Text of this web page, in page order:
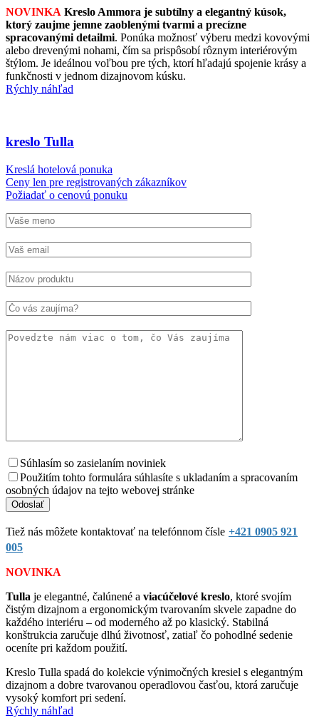
NOVINKA Kreslo Ammora je subtílny a elegantný kúsok,
ktorý zaujme jemne zaoblenými tvarmi a precízne
spracovanými detailmi. Ponúka možnosť výberu medzi kovovými
alebo drevenými nohami, čím sa prispôsobí rôznym interiérovým
štýlom. Je ideálnou voľbou pre tých, ktorí hľadajú spojenie krásy a
funkčnosti v jednom dizajnovom kúsku.
Rýchly náhľad
kreslo Tulla
Kreslá hotelová ponuka
Ceny len pre registrovaných zákazníkov
Požiadať o cenovú ponuku
Súhlasím so zasielaním noviniek
Použitím tohto formulára súhlasíte s ukladaním a spracovaním
osobných údajov na tejto webovej stránke
Tiež nás môžete kontaktovať na telefónnom čísle +421 0905 921
005
NOVINKA
Tulla je elegantné, čalúnené a viacúčelové kreslo, ktoré svojím
čistým dizajnom a ergonomickým tvarovaním skvele zapadne do
každého interiéru – od moderného až po klasický. Stabilná
konštrukcia zaručuje dlhú životnosť, zatiaľ čo pohodlné sedenie
oceníte pri každom použití.
Kreslo Tulla spadá do kolekcie výnimočných kresiel s elegantným
dizajnom a dobre tvarovanou operadlovou časťou, ktorá zaručuje
vysoký komfort pri sedení.
Rýchly náhľad